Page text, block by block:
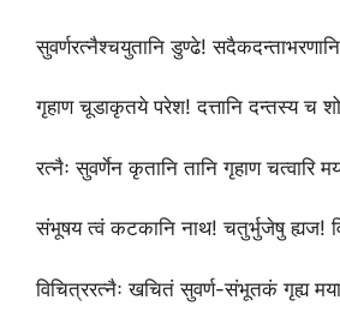
सुवर्णरत्नैश्चयुतानि डुण्ढे!
गृहाण चूडाकृतये परेश! दत्तानि दन्तस्य च
रत्नैः सुवर्णेन कृतानि तानि गृहाण चत्वारि
संभूषय त्वं कटकानि नाथ! चतुर्भुजेषु ह्यज!
विचित्ररत्नैः खचितं सुवर्ण-संभूतकं गृह्य